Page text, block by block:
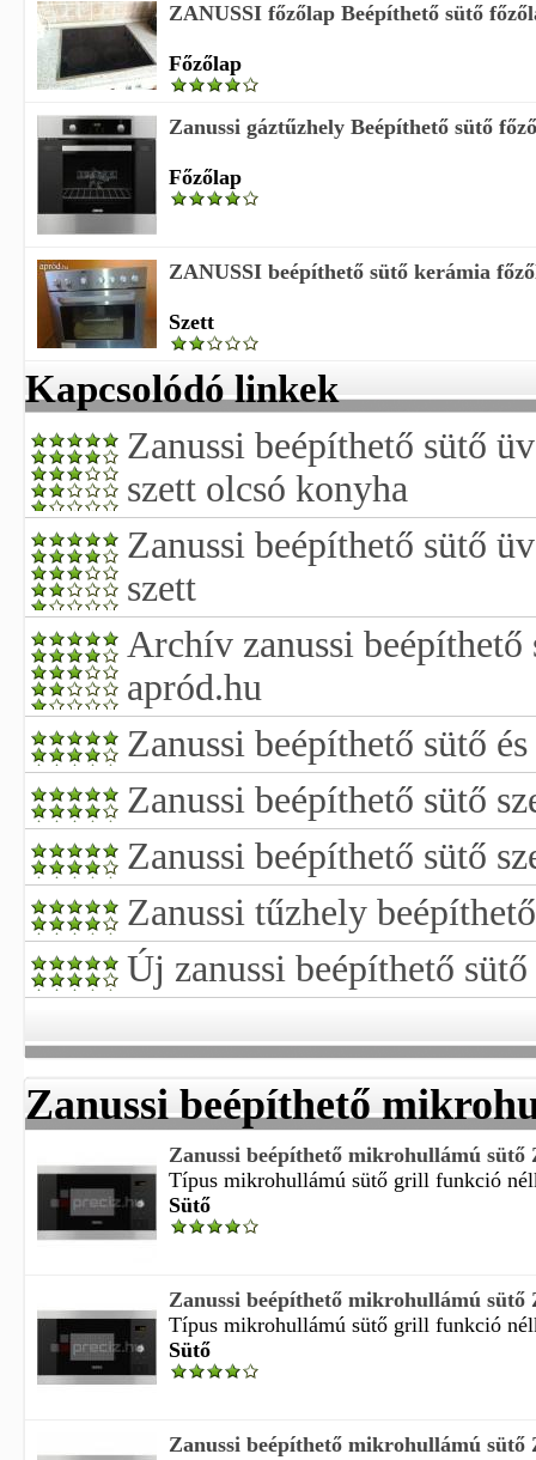
ZANUSSI főzőlap Beépíthető sütő
Főzőlap
Zanussi gáztűzhely Beépíthető sütő
Főzőlap
ZANUSSI beépíthető sütő kerámia
Szett
Kapcsolódó linkek
Zanussi beépíthető sütő
szett olcsó konyha
Zanussi beépíthető sütő
szett
Archív zanussi beépíthető
apród.hu
Zanussi beépíthető sütő
Zanussi beépíthető sütő
Zanussi beépíthető sütő
Zanussi tűzhely
Új zanussi beépíthető
Zanussi beépíthető
Zanussi beépíthető mikrohullámú sütő
Típus mikrohullámú sütő grill funkció
Sütő
Zanussi beépíthető mikrohullámú sütő
Típus mikrohullámú sütő grill funkció
Sütő
Zanussi beépíthető mikrohullámú sütő